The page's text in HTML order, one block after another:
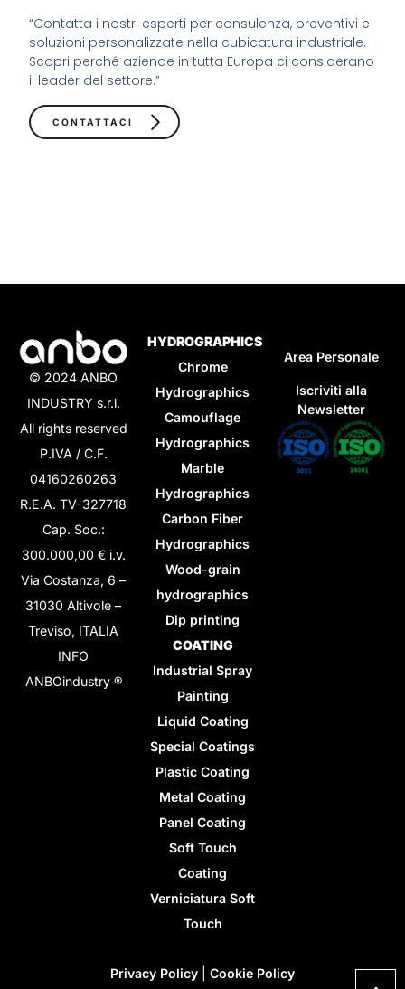
“Contatta i nostri esperti per consulenza, preventivi e
soluzioni personalizzate nella cubicatura industriale.
Scopri perché aziende in tutta Europa ci considerano
il leader del settore.”
CONTATTACI
© 2024 ANBO
INDUSTRY s.r.l.
All rights reserved
P.IVA / C.F.
04160260263
R.E.A. TV-327718
Cap. Soc.:
300.000,00 € i.v.
Via Costanza, 6 –
31030 Altivole –
Treviso, ITALIA
INFO
ANBOindustry ®
HYDROGRAPHICS
Chrome
Hydrographics
Camouflage
Hydrographics
Marble
Hydrographics
Carbon Fiber
Hydrographics
Wood-grain
hydrographics
Dip printing
COATING
Industrial Spray
Painting
Liquid Coating
Special Coatings
Plastic Coating
Metal Coating
Panel Coating
Soft Touch
Coating
Verniciatura Soft
Touch
Area Personale
Iscriviti alla
Newsletter
Privacy Policy Cookie Policy